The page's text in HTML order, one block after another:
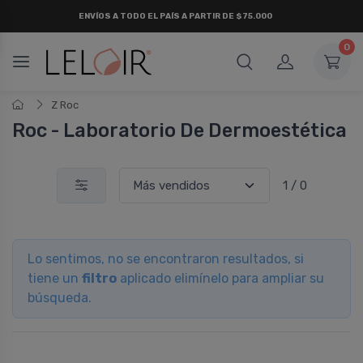
ENVÍOS A TODO EL PAÍS A PARTIR DE $75.000
0
Z Roc
Roc - Laboratorio De Dermoestética
1 / 0
Lo sentimos, no se encontraron resultados, si
tiene un filtro aplicado elimínelo para ampliar su
búsqueda.